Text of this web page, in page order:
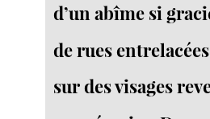
d’un abîme si
de rues
sur des visages